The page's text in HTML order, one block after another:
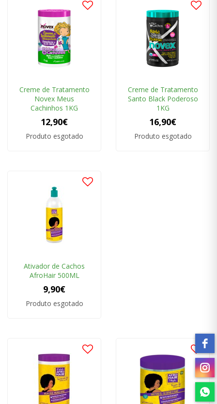
Creme de Tratamento
Novex Meus
Cachinhos 1KG
12,90€
Produto esgotado
Creme de Tratamento
Santo Black Poderoso
1KG
16,90€
Produto esgotado
Ativador de Cachos
AfroHair 500ML
9,90€
Produto esgotado